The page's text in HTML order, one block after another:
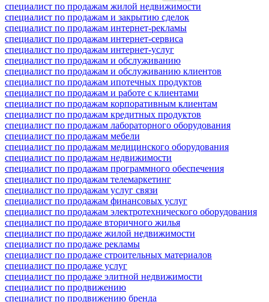
специалист по продажам жилой недвижимости
специалист по продажам и закрытию сделок
специалист по продажам интернет-рекламы
специалист по продажам интернет-сервиса
специалист по продажам интернет-услуг
специалист по продажам и обслуживанию
специалист по продажам и обслуживанию клиентов
специалист по продажам ипотечных продуктов
специалист по продажам и работе с клиентами
специалист по продажам корпоративным клиентам
специалист по продажам кредитных продуктов
специалист по продажам лабораторного оборудования
специалист по продажам мебели
специалист по продажам медицинского оборудования
специалист по продажам недвижимости
специалист по продажам программного обеспечения
специалист по продажам телемаркетинг
специалист по продажам услуг связи
специалист по продажам финансовых услуг
специалист по продажам электротехнического оборудования
специалист по продаже вторичного жилья
специалист по продаже жилой недвижимости
специалист по продаже рекламы
специалист по продаже строительных материалов
специалист по продаже услуг
специалист по продаже элитной недвижимости
специалист по продвижению
специалист по продвижению бренда